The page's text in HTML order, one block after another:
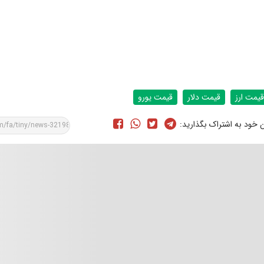
قیمت ارز قیمت دلار قیمت یورو
خود به اشتراک بگذارید: